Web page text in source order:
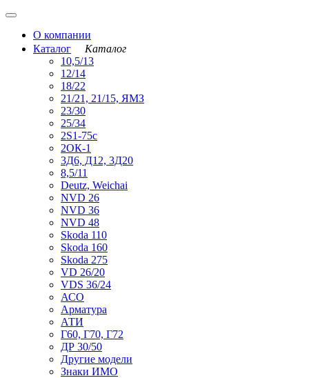
О компании
Каталог
Каталог
10,5/13
12/14
18/22
21/21, 21/15, ЯМЗ
23/30
25/34
2S1-75с
2ОК-1
3Д6, Д12, 3Д20
8,5/11
Deutz, Weichai
NVD 26
NVD 36
NVD 48
Skoda 110
Skoda 160
Skoda 275
VD 26/20
VDS 36/24
АСО
Арматура
АТИ
Г60, Г70, Г72
ДР 30/50
Другие модели
Знаки ИМО